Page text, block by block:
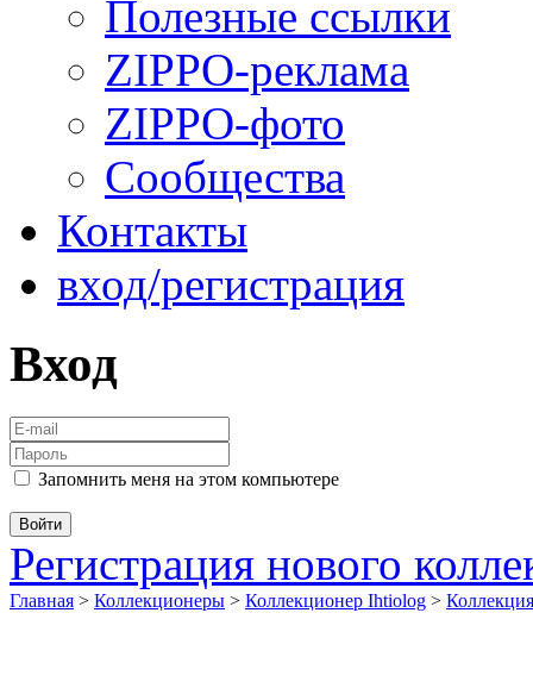
Полезные ссылки
ZIPPO-реклама
ZIPPO-фото
Сообщества
Контакты
вход/регистрация
Вход
Запомнить меня на этом компьютере
Регистрация нового
Главная > Коллекционеры > Коллекционер Ihtiolog >